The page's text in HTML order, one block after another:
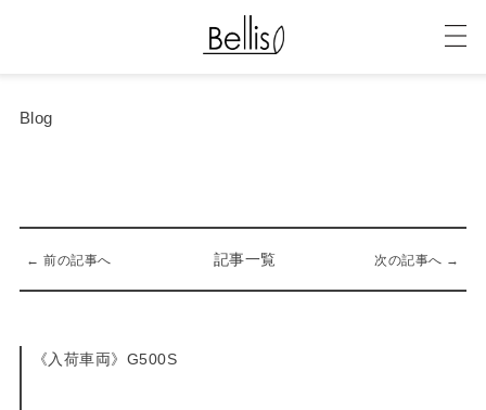
Blog
← 前の記事へ 記事一覧 次の記事へ →
《入荷車両》G500S